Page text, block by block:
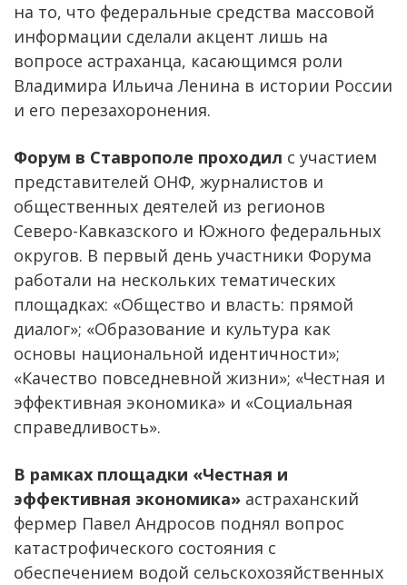
на то, что федеральные средства массовой
информации сделали акцент лишь на
вопросе астраханца, касающимся роли
Владимира Ильича Ленина в истории России
и его перезахоронения.
Форум в Ставрополе проходил с участием
представителей ОНФ, журналистов и
общественных деятелей из регионов
Северо-Кавказского и Южного федеральных
округов. В первый день участники Форума
работали на нескольких тематических
площадках: «Общество и власть: прямой
диалог»; «Образование и культура как
основы национальной идентичности»;
«Качество повседневной жизни»; «Честная и
эффективная экономика» и «Социальная
справедливость».
В рамках площадки «Честная и
эффективная экономика» астраханский
фермер Павел Андросов поднял вопрос
катастрофического состояния с
обеспечением водой сельскохозяйственных